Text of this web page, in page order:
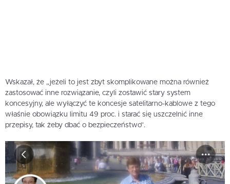
Wskazał, że „jeżeli to jest zbyt skomplikowane można również
zastosować inne rozwiązanie, czyli zostawić stary system
koncesyjny, ale wyłączyć te koncesje satelitarno-kablowe z tego
właśnie obowiązku limitu 49 proc. i starać się uszczelnić inne
przepisy, tak żeby dbać o bezpieczeństwo”.